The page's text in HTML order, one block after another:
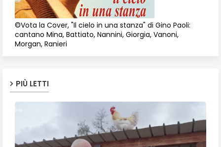
©Vota la Cover, "Il cielo in una stanza" di Gino Paoli:
cantano Mina, Battiato, Nannini, Giorgia, Vanoni,
Morgan, Ranieri
PIÙ LETTI